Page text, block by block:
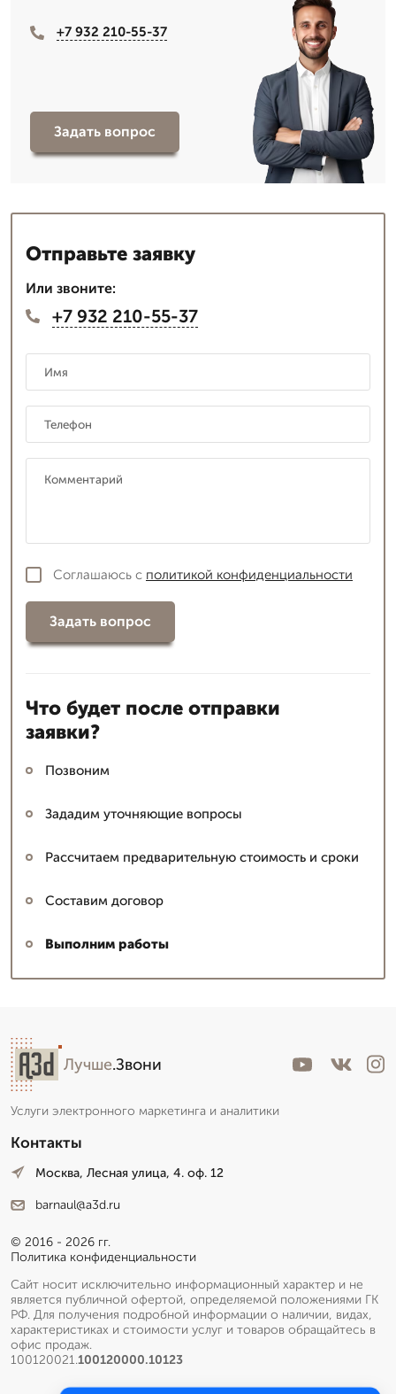
+7 932 210-55-37
Задать вопрос
Отправьте заявку
Или звоните:
+7 932 210-55-37
Соглашаюсь с политикой конфиденциальности
Задать вопрос
Что будет после отправки
заявки?
Позвоним
Зададим уточняющие вопросы
Рассчитаем предварительную стоимость и сроки
Составим договор
Выполним работы
Лучше.Звони
Услуги электронного маркетинга и аналитики
Контакты
Москва, Лесная улица, 4. оф. 12
barnaul@a3d.ru
© 2016 - 2026 гг.
Политика конфиденциальности
Сайт носит исключительно информационный характер и не
является публичной офертой, определяемой положениями ГК
РФ. Для получения подробной информации о наличии, видах,
характеристиках и стоимости услуг и товаров обращайтесь в
офис продаж.
100120021.100120000.10123